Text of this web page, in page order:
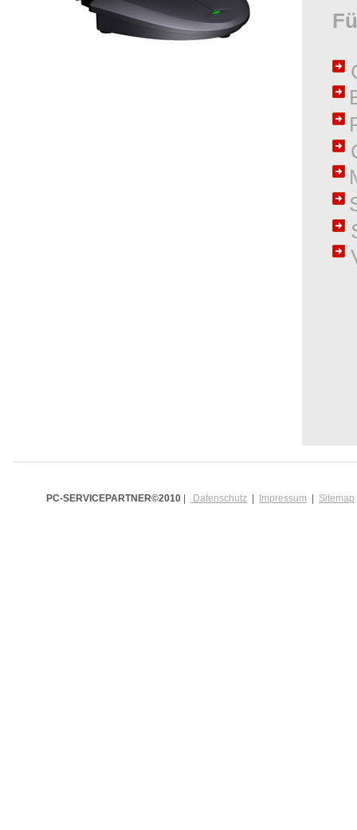
PC-SERVICEPARTNER©2010 Datenschutz Impressum Sitemap